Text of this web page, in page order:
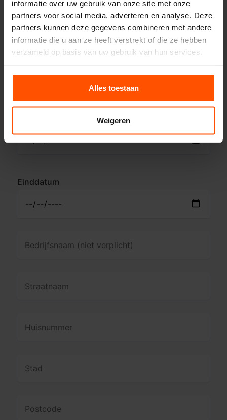
informatie over uw gebruik van onze site met onze
partners voor social media, adverteren en analyse. Deze
partners kunnen deze gegevens combineren met andere
informatie die u aan ze heeft verstrekt of die ze hebben
verzameld op basis van uw gebruik van hun services.
Alles toestaan
Weigeren
Einddatum